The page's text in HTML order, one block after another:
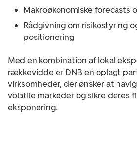
Makroøkonomiske forecasts
Rådgivning om risikostyring
positionering
Med en kombination af lokal
rækkevidde er DNB en oplagt
virksomheder, der ønsker at
volatile markeder og sikre deres
eksponering.